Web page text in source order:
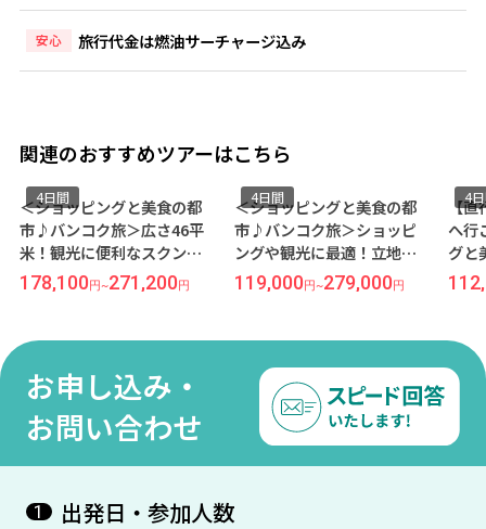
安心 旅行代金は燃油サーチャージ込み
関連のおすすめツアーはこちら
＜ショッピングと美食の都
市♪バンコク旅＞広さ46平
米！観光に便利なスクンビ
ットエリア『ロイヤルベン
ジャ』宿泊 ≪タイ航空×成
4日間
178,100円~271,200円
＜ショッピングと美食の都
市♪バンコク旅＞ショッピ
ングや観光に最適！立地抜
群のシーロムエリア『マン
ダリン マネージド by セン
セイパシフィック航空×羽
田発着 バンコク3泊4日間≫
4日間
119,000円~279,000円
【
へ行
グと
旅＞
利
≪ベ
×成
間≫
4
お申し込み・
お問い合わせ
1 出発日・参加人数